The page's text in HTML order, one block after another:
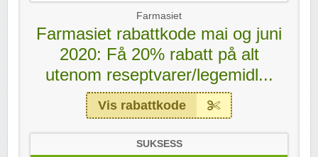
Farmasiet
Farmasiet rabattkode mai og juni
2020: Få 20% rabatt på alt
utenom reseptvarer/legemidl...
Vis rabattkode
SUKSESS